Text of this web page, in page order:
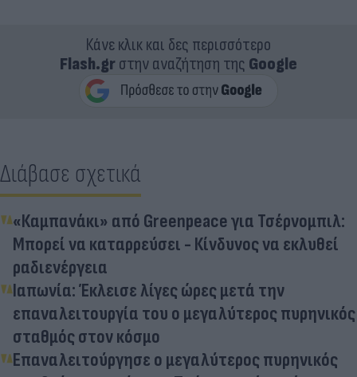
Κάνε κλικ και δες περισσότερο
Flash.grστην αναζήτηση της Google
Διάβασε σχετικά
«Καμπανάκι» από Greenpeace για Τσέρνομπιλ:
Μπορεί να καταρρεύσει - Κίνδυνος να εκλυθεί
ραδιενέργεια
Ιαπωνία: Έκλεισε λίγες ώρες μετά την
επαναλειτουργία του ο μεγαλύτερος πυρηνικός
σταθμός στον κόσμο
Επαναλειτούργησε ο μεγαλύτερος πυρηνικός